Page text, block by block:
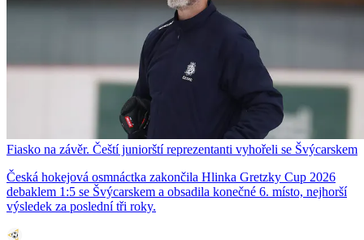
Fiasko na závěr. Čeští juniorští reprezentanti vyhořeli se Švýcarskem
Česká hokejová osmnáctka zakončila Hlinka Gretzky Cup 2026
debaklem 1:5 se Švýcarskem a obsadila konečné 6. místo, nejhorší
výsledek za poslední tři roky.